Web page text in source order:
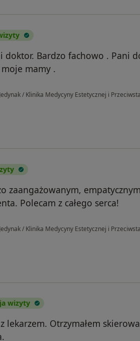
doktor. Bardzo fachowo . Pani
mamy .
/ Klinika Medycyny Estetycznej i
zaangażowanym,
Polecam z całego serca!
/ Klinika Medycyny Estetycznej i
wizyty
lekarzem. Otrzymałem